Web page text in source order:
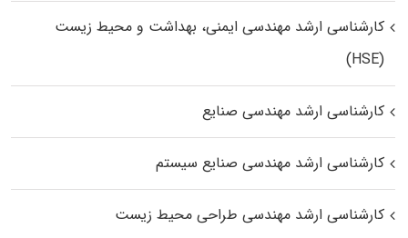
کارشناسی ارشد مهندسی ایمنی، بهداشت و محیط زیست
(HSE)
کارشناسی ارشد مهندسی صنایع
کارشناسی ارشد مهندسی صنایع سیستم
کارشناسی ارشد مهندسی طراحی محیط زیست